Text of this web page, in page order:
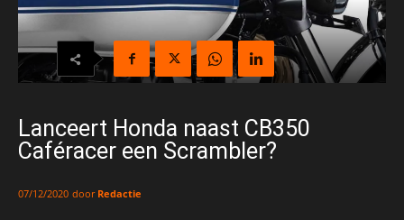
Lanceert Honda naast CB350
Caféracer een Scrambler?
07/12/2020 door Redactie